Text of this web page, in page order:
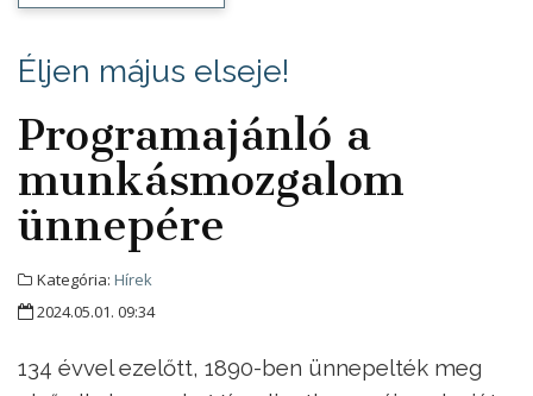
Éljen május elseje!
Programajánló a
munkásmozgalom
ünnepére
Kategória: Hírek
2024.05.01. 09:34
134 évvel ezelőtt, 1890-ben ünnepelték meg